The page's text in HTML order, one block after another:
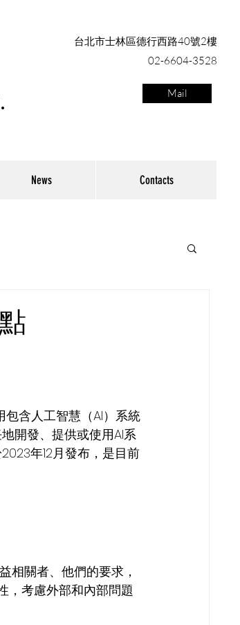
台北市士林區德行西路40號2樓
02-6604-3528
Mail
News Contacts
包含人工智慧（AI）系統
開發、提供或使用AI系
年12月發布，是目前
相關者、他們的要求，
，考慮外部和內部問題